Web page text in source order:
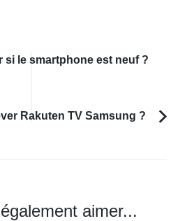
si le smartphone est neuf ?
Rakuten TV Samsung ?
aimer...